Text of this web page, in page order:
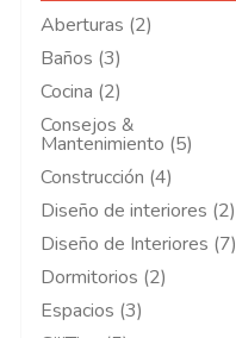
Aberturas (2)
Baños (3)
Cocina (2)
Consejos &
Mantenimiento (5)
Construcción (4)
Diseño de interiores (2)
Diseño de Interiores (7)
Dormitorios (2)
Espacios (3)